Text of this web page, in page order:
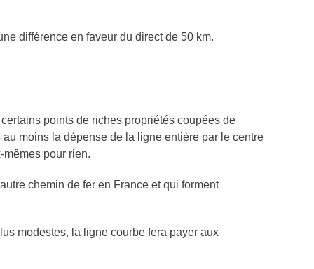
différence en faveur du direct de 50 km.
points de riches propriétés coupées de
moins la dépense de la ligne entière par le centre
mêmes pour rien.
chemin de fer en France et qui forment
modestes, la ligne courbe fera payer aux